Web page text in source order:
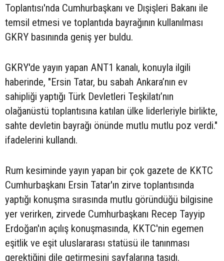
Toplantısı'nda Cumhurbaşkanı ve Dışişleri Bakanı ile
temsil etmesi ve toplantıda bayrağının kullanılması
GKRY basınında geniş yer buldu.
GKRY'de yayın yapan ANT1 kanalı, konuyla ilgili
haberinde, "Ersin Tatar, bu sabah Ankara’nın ev
sahipliği yaptığı Türk Devletleri Teşkilatı’nın
olağanüstü toplantısına katılan ülke liderleriyle birlikte,
sahte devletin bayrağı önünde mutlu mutlu poz verdi."
ifadelerini kullandı.
Rum kesiminde yayın yapan bir çok gazete de KKTC
Cumhurbaşkanı Ersin Tatar'ın zirve toplantısında
yaptığı konuşma sırasında mutlu göründüğü bilgisine
yer verirken, zirvede Cumhurbaşkanı Recep Tayyip
Erdoğan'ın açılış konuşmasında, KKTC'nin egemen
eşitlik ve eşit uluslararası statüsü ile tanınması
gerektiğini dile getirmesini sayfalarına taşıdı.